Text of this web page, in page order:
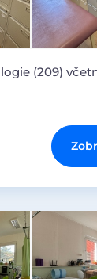
(209)